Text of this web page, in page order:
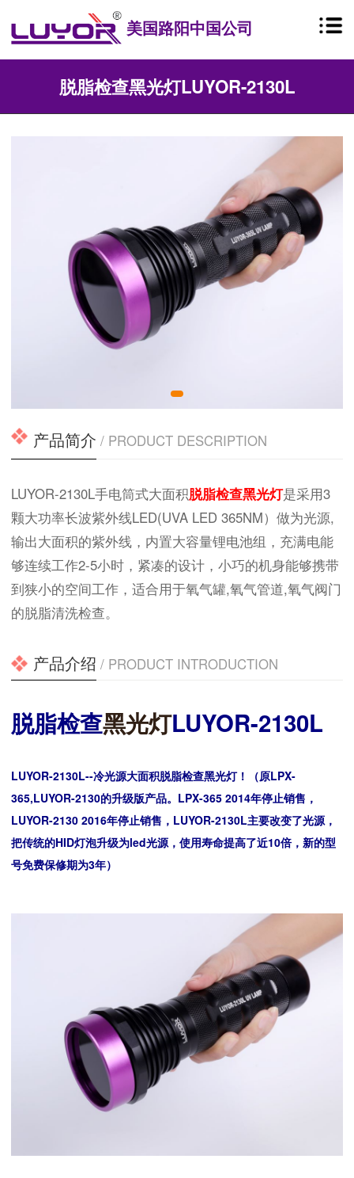
美国路阳中国公司
脱脂检查黑光灯LUYOR-2130L
产品简介 / PRODUCT DESCRIPTION
LUYOR-2130L手电筒式大面积脱脂检查黑光灯是采用3
颗大功率长波紫外线LED(UVA LED 365NM）做为光源,
输出大面积的紫外线，内置大容量锂电池组，充满电能
够连续工作2-5小时，紧凑的设计，小巧的机身能够携带
到狭小的空间工作，适合用于氧气罐,氧气管道,氧气阀门
的脱脂清洗检查。
产品介绍 / PRODUCT INTRODUCTION
脱脂检查黑光灯LUYOR-2130L
LUYOR-2130L--冷光源大面积脱脂检查黑光灯！（原LPX-
365,LUYOR-2130的升级版产品。LPX-365 2014年停止销售，
LUYOR-2130 2016年停止销售，LUYOR-2130L主要改变了光源，
把传统的HID灯泡升级为led光源，使用寿命提高了近10倍，新的型
号免费保修期为3年）